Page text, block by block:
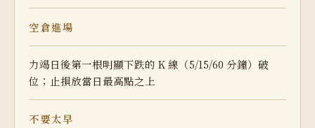
空倉進場
力竭日後第一根明顯下跌的 K 線（5/15/60 分鐘）破
位；止損放當日最高點之上
不要太早